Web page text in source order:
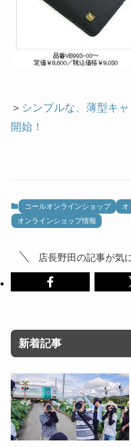
＞ シンプルな、薄型キ
開始！
コールオンラインショップ
オ
オンラインショップ情報
店長野田の記事が気
新着記事